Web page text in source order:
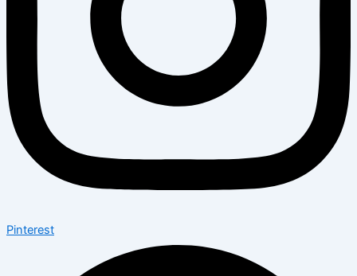
Pinterest